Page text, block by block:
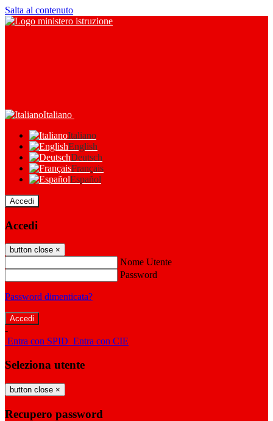
Salta al contenuto
Italiano
Italiano
English
Deutsch
Français
Español
Accedi
Accedi
button close ×
Nome Utente
Password
Password dimenticata?
-
Entra con SPID Entra con CIE
Seleziona utente
button close ×
Recupero password